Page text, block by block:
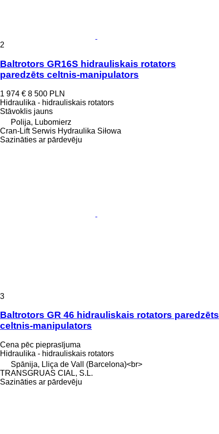
2
Baltrotors GR16S hidrauliskais rotators
paredzēts celtnis-manipulators
1 974 € 8 500 PLN
Hidraulika - hidrauliskais rotators
Stāvoklis jauns
Polija, Lubomierz
Cran-Lift Serwis Hydraulika Siłowa
Sazināties ar pārdevēju
3
Baltrotors GR 46 hidrauliskais rotators paredzēts
celtnis-manipulators
Cena pēc pieprasījuma
Hidraulika - hidrauliskais rotators
Spānija, Lliça de Vall (Barcelona)<br>
TRANSGRUAS CIAL, S.L.
Sazināties ar pārdevēju